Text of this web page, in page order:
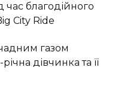
час благодійного
Сity Ride
газом
дівчинка та її